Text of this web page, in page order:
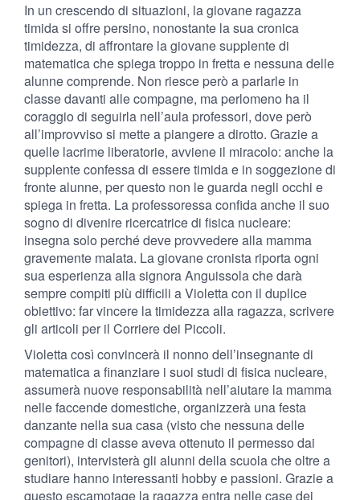
In un crescendo di situazioni, la giovane ragazza
timida si offre persino, nonostante la sua cronica
timidezza, di affrontare la giovane supplente di
matematica che spiega troppo in fretta e nessuna delle
alunne comprende. Non riesce però a parlarle in
classe davanti alle compagne, ma perlomeno ha il
coraggio di seguirla nell’aula professori, dove però
all’improvviso si mette a piangere a dirotto. Grazie a
quelle lacrime liberatorie, avviene il miracolo: anche la
supplente confessa di essere timida e in soggezione di
fronte alunne, per questo non le guarda negli occhi e
spiega in fretta. La professoressa confida anche il suo
sogno di divenire ricercatrice di fisica nucleare:
insegna solo perché deve provvedere alla mamma
gravemente malata. La giovane cronista riporta ogni
sua esperienza alla signora Anguissola che darà
sempre compiti più difficili a Violetta con il duplice
obiettivo: far vincere la timidezza alla ragazza, scrivere
gli articoli per il Corriere dei Piccoli.
Violetta così convincerà il nonno dell’insegnante di
matematica a finanziare i suoi studi di fisica nucleare,
assumerà nuove responsabilità nell’aiutare la mamma
nelle faccende domestiche, organizzerà una festa
danzante nella sua casa (visto che nessuna delle
compagne di classe aveva ottenuto il permesso dai
genitori), intervisterà gli alunni della scuola che oltre a
studiare hanno interessanti hobby e passioni. Grazie a
questo escamotage la ragazza entra nelle case dei